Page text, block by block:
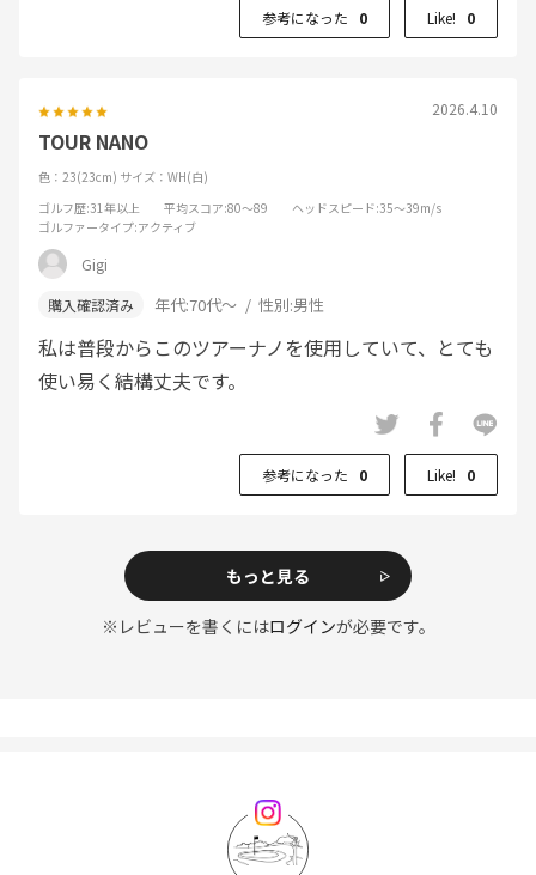
参考になった 0 Like! 0
2026.4.10
TOUR NANO
色：23(23cm) サイズ：WH(白)
ゴルフ歴:31年以上 平均スコア:80～89 ヘッドスピード:35～39m/s
ゴルファータイプ:アクティブ
Gigi
年代:70代～ 性別:男性
私は普段からこのツアーナノを使用していて、とても
使い易く結構丈夫です。
参考になった 0 Like! 0
もっと見る
※レビューを書くにはログインが必要です。